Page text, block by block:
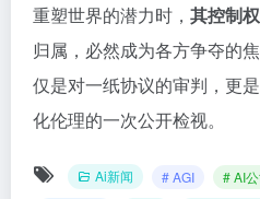
重塑世界的潜力时， 其控制
归属，必然成为各方争夺的
仅是对一纸协议的审判，更
化伦理的一次公开检视。
Ai新闻 # AGI # AI